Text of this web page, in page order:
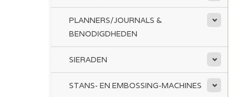
PLANNERS/JOURNALS &
BENODIGDHEDEN
SIERADEN
STANS- EN EMBOSSING-MACHINES